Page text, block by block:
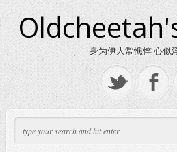
身为伊人常憔悴 心似